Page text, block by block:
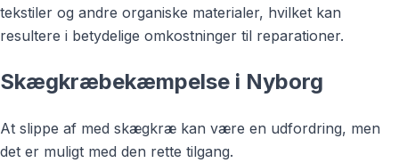
tekstiler og andre organiske materialer, hvilket kan
resultere i betydelige omkostninger til reparationer.
Skægkræbekæmpelse i Nyborg
At slippe af med skægkræ kan være en udfordring, men
det er muligt med den rette tilgang.